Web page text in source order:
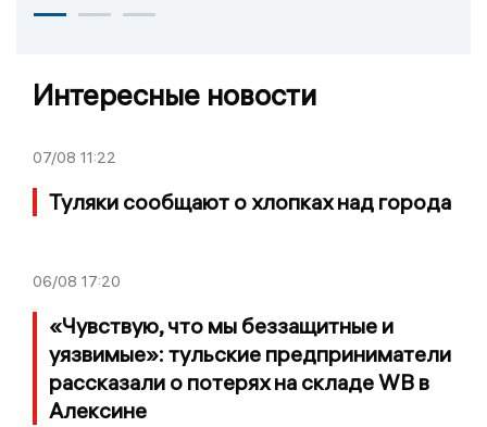
Интересные новости
07/08 11:22
Туляки сообщают о хлопках над города
06/08 17:20
«Чувствую, что мы беззащитные и
уязвимые»: тульские предприниматели
рассказали о потерях на складе WB в
Алексине